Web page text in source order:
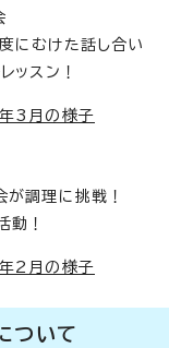
にむけた話し合い
ッスン！
3月の様子
が調理に挑戦！
動！
2月の様子
ついて